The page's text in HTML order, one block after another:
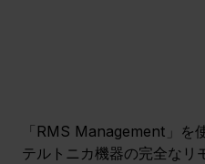
「RMS Management」を
テルトニカ機器の完全なリ